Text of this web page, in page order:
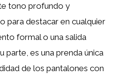
tono profundo y
para destacar en cualquier
formal o una salida
parte, es una prenda única
de los pantalones con